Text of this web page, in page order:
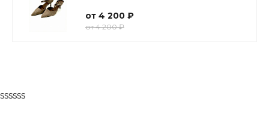
от 4 200 ₽
от 4 200 ₽
ssssss